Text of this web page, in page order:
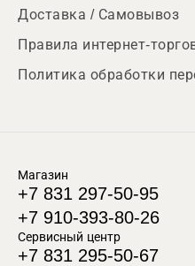
Доставка / Самовывоз
Правила интернет-
Политика обработки
Магазин
+7 831 297-50-95
+7 910-393-80-26
Сервисный центр
+7 831 295-50-67